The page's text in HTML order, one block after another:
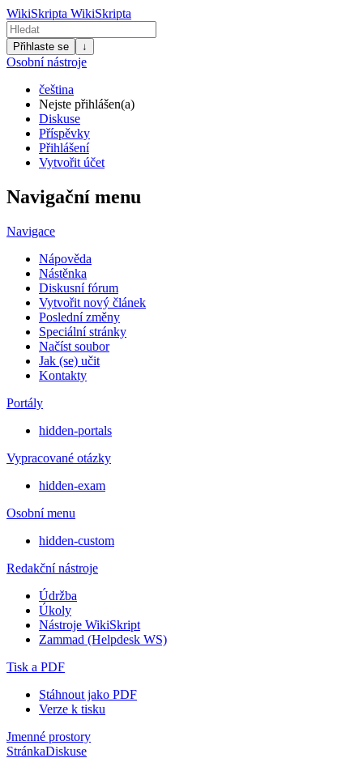
WikiSkripta WikiSkripta
Přihlaste se ↓
Osobní nástroje
čeština
Nejste přihlášen(a)
Diskuse
Příspěvky
Přihlášení
Vytvořit účet
Navigační menu
Navigace
Nápověda
Nástěnka
Diskusní fórum
Vytvořit nový článek
Poslední změny
Speciální stránky
Načíst soubor
Jak (se) učit
Kontakty
Portály
hidden-portals
Vypracované otázky
hidden-exam
Osobní menu
hidden-custom
Redakční nástroje
Údržba
Úkoly
Nástroje WikiSkript
Zammad (Helpdesk WS)
Tisk a PDF
Stáhnout jako PDF
Verze k tisku
Jmenné prostory
StránkaDiskuse